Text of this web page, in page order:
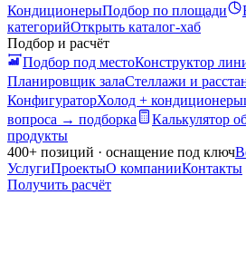
КондиционерыПодбор по площади
категорийОткрыть каталог-хаб
Подбор и расчёт
Подбор под местоКонструктор
Планировщик залаСтеллажи и
КонфигураторХолод + кондиционеры
вопроса → подборка
Калькулятор
продукты
400+ позиций · оснащение под ключ
УслугиПроектыО компанииКонтакты
Получить расчёт